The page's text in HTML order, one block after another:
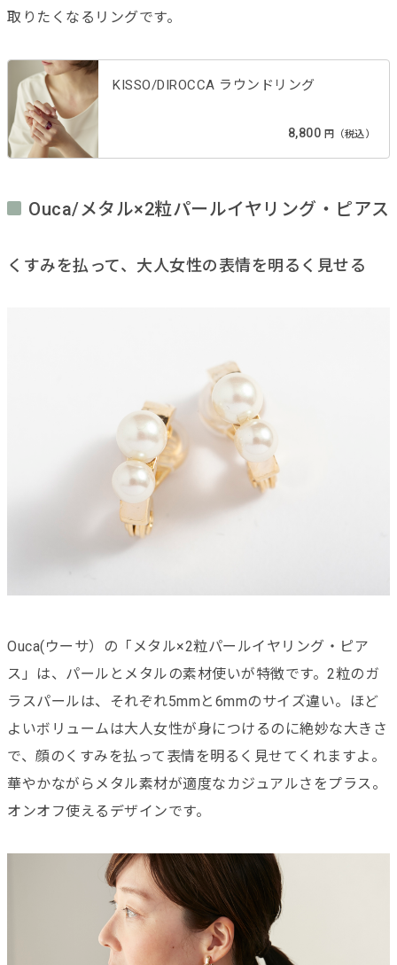
取りたくなるリングです。
KISSO/DIROCCA ラウンドリング
8,800 円（税込）
Ouca/メタル×2粒パールイヤリング・ピアス
くすみを払って、大人女性の表情を明るく見せる
Ouca(ウーサ）の「メタル×2粒パールイヤリング・ピア
ス」は、パールとメタルの素材使いが特徴です。2粒のガ
ラスパールは、それぞれ5mmと6mmのサイズ違い。ほど
よいボリュームは大人女性が身につけるのに絶妙な大きさ
で、顔のくすみを払って表情を明るく見せてくれますよ。
華やかながらメタル素材が適度なカジュアルさをプラス。
オンオフ使えるデザインです。